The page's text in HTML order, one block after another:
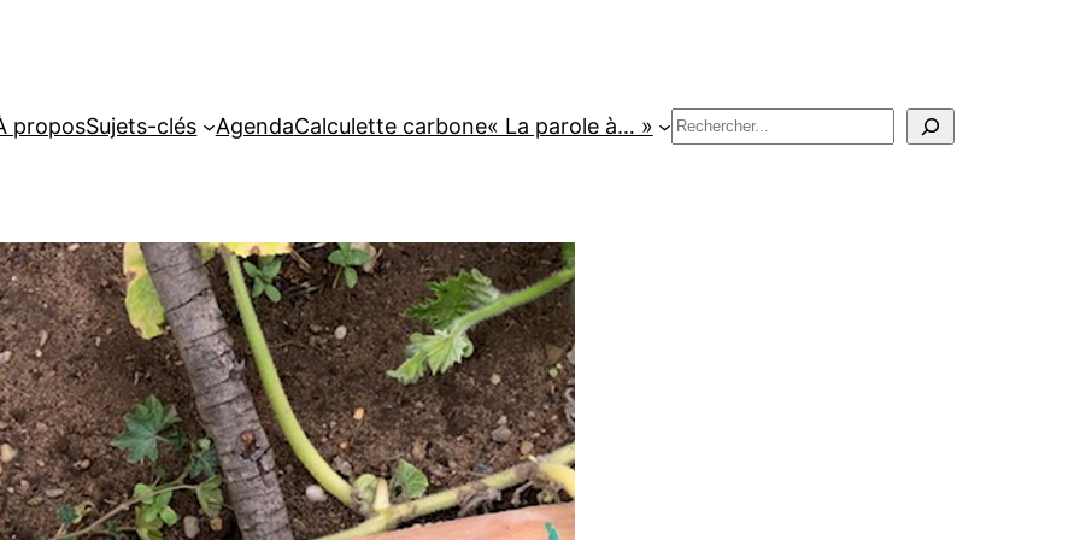
proposSujets-clés AgendaCalculette carbone« La parole à… » Rechercher